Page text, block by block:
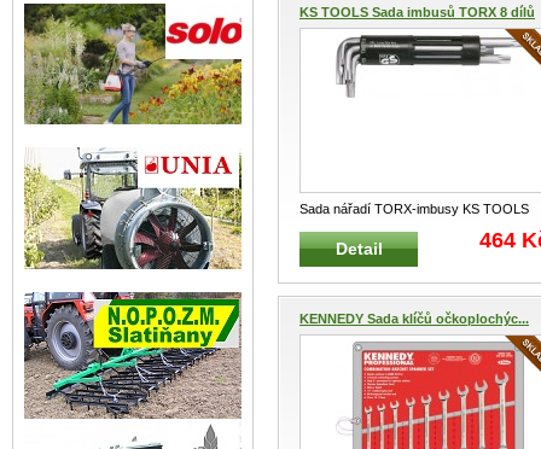
KS TOOLS Sada imbusů TORX 8 dílů
Sada nářadí TORX-imbusy KS TOOLS
151.2300 Sada obsahuje : 8
Detail 464
KENNEDY Sada klíčů očkoplochýc...